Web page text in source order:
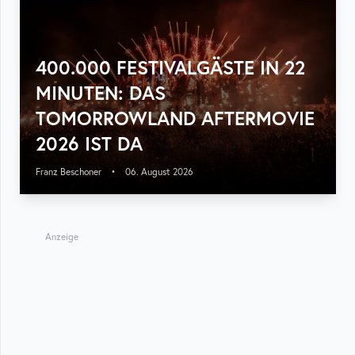
400.000 FESTIVALGÄSTE IN 22
MINUTEN: DAS
TOMORROWLAND AFTERMOVIE
2026 IST DA
Franz Beschoner • 06. August 2026
Anzeige